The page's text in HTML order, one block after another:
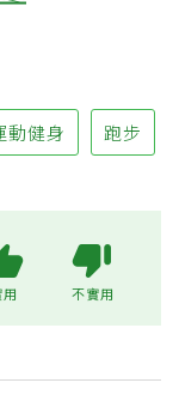
動健身 跑步
用 不實用